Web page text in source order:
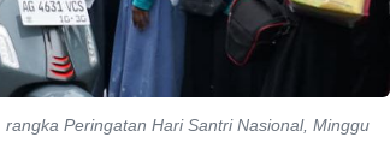
Peringatan Hari Santri Nasional, Minggu